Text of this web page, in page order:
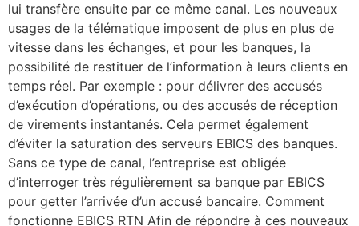
lui transfère ensuite par ce même canal. Les nouveaux
usages de la télématique imposent de plus en plus de
vitesse dans les échanges, et pour les banques, la
possibilité de restituer de l’information à leurs clients en
temps réel. Par exemple : pour délivrer des accusés
d’exécution d’opérations, ou des accusés de réception
de virements instantanés. Cela permet également
d’éviter la saturation des serveurs EBICS des banques.
Sans ce type de canal, l’entreprise est obligée
d’interroger très régulièrement sa banque par EBICS
pour getter l’arrivée d’un accusé bancaire. Comment
fonctionne EBICS RTN Afin de répondre à ces nouveaux